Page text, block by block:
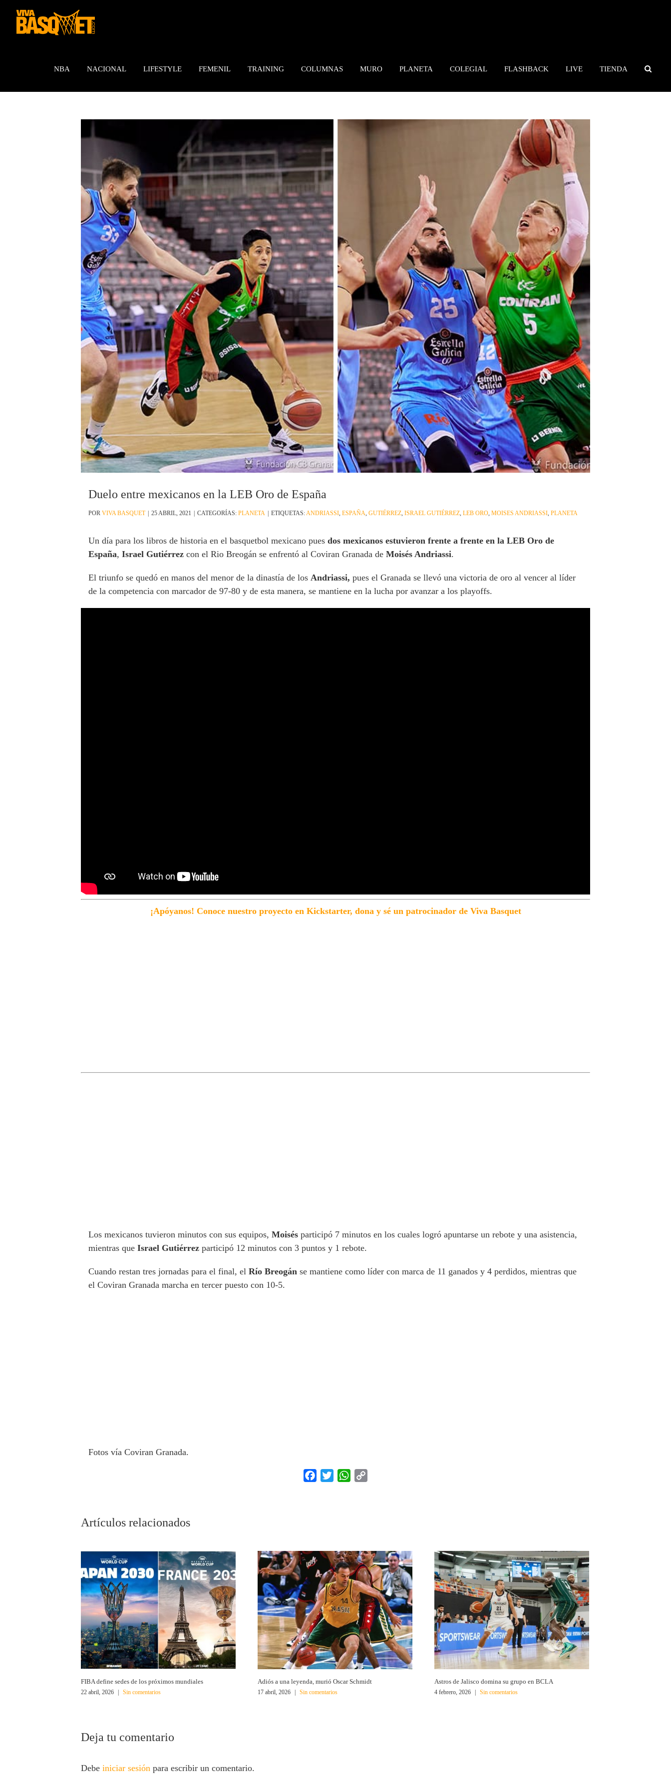
contenido
NBA NACIONAL LIFESTYLE FEMENIL TRAINING COLUMNAS MURO PLANETA COLEGIAL FLASHBACK LIVE TIENDA
Duelo entre mexicanos en la LEB Oro de España
POR VIVA BASQUET 25 ABRIL, 2021 CATEGORÍAS: PLANETA ETIQUETAS:ANDRIASSI, ESPAÑA, GUTIÉRREZ, ISRAEL GUTIÉRREZ, LEB ORO, MOISES ANDRIASSI, PLANETA
Un día para los libros de historia en el basquetbol mexicano pues dos mexicanos estuvieron frente a frente en la LEB Oro de
España, Israel Gutiérrez con el Rio Breogán se enfrentó al Coviran Granada de Moisés Andriassi.
El triunfo se quedó en manos del menor de la dinastía de los Andriassi, pues el Granada se llevó una victoria de oro al vencer al líder
de la competencia con marcador de 97-80 y de esta manera, se mantiene en la lucha por avanzar a los playoffs.
¡Apóyanos! Conoce nuestro proyecto en Kickstarter, dona y sé un patrocinador de Viva Basquet
Los mexicanos tuvieron minutos con sus equipos, Moisés participó 7 minutos en los cuales logró apuntarse un rebote y una asistencia,
mientras que Israel Gutiérrez participó 12 minutos con 3 puntos y 1 rebote.
Cuando restan tres jornadas para el final, el Río Breogán se mantiene como líder con marca de 11 ganados y 4 perdidos, mientras que
el Coviran Granada marcha en tercer puesto con 10-5.
Fotos vía Coviran Granada.
Facebook
Twitter WhatsApp
Artículos relacionados
FIBA define sedes de los próximos mundiales
22 abril, 2026 Sin comentarios
Adiós a una leyenda, murió Oscar Schmidt
17 abril, 2026 Sin comentarios
Astros de Jalisco domina su grupo en BCLA
4 febrero, 2026 Sin comentarios
Deja tu comentario
Debe iniciar sesión para escribir un comentario.